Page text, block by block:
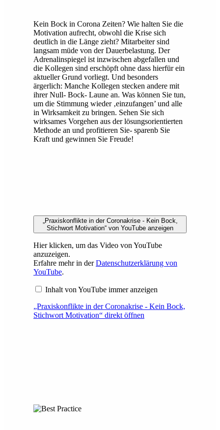
Kein Bock in Corona Zeiten? Wie halten Sie die
Motivation aufrecht, obwohl die Krise sich
deutlich in die Länge zieht? Mitarbeiter sind
langsam müde von der Dauerbelastung. Der
Adrenalinspiegel ist inzwischen abgefallen und
die Kollegen sind erschöpft ohne dass hierfür ein
aktueller Grund vorliegt. Und besonders
ärgerlich: Manche Kollegen stecken andere mit
ihrer Null- Bock- Laune an. Was können Sie tun,
um die Stimmung wieder ‚einzufangen’ und alle
in Wirksamkeit zu bringen. Sehen Sie sich
wirksames Vorgehen aus der lösungsorientierten
Methode an und profitieren Sie- sparenb Sie
Kraft und gewinnen Sie Freude!
„Praxiskonflikte in der Coronakrise - Kein Bock,
Stichwort Motivation“ von YouTube anzeigen
Hier klicken, um das Video von YouTube
anzuzeigen.
Erfahre mehr in derDatenschutzerklärung von
YouTube.
Inhalt von YouTube immer anzeigen
„Praxiskonflikte in der Coronakrise - Kein Bock,
Stichwort Motivation“ direkt öffnen